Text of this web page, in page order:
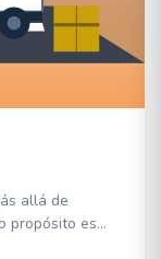
allá de
propósito es